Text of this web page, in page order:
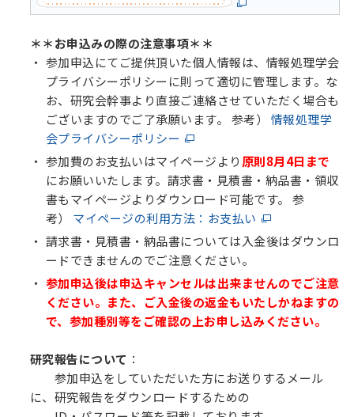
＊＊お申込みの際の注意事項＊＊
参加申込にてご提供頂いた個人情報は、情報処理学会
プライバシーポリシーに則って適切に管理します。な
お、研究会幹事より直接ご連絡させていただく場合も
ございますのでご了承願います。 参考） 情報処理学
会プライバシーポリシー
参加費のお支払いはマイページより 原則8月4日まで
にお願いいたします。請求書・見積書・納品書・領収
書もマイページよりダウンロード可能です。 参
考） マイページの利用方法：お支払い
請求書・見積書・納品書については入金後はダウンロ
ードできませんのでご注意ください。
参加申込後は申込キャンセルは出来ませんのでご注意
ください。また、ご入金後の返金もいたしかねますの
で、参加種別等をご確認の上お申し込みください。
研究報告について ：
参加申込をしていただいた方にお送りするメール
に、研究報告をダウンロードするための